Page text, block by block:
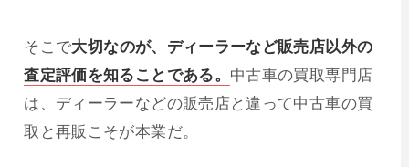
そこで大切なのが、ディーラーなど販売店以外の
査定評価を知ることである。 中古車の買取専門店
は、ディーラーなどの販売店と違って中古車の買
取と再販こそが本業だ。